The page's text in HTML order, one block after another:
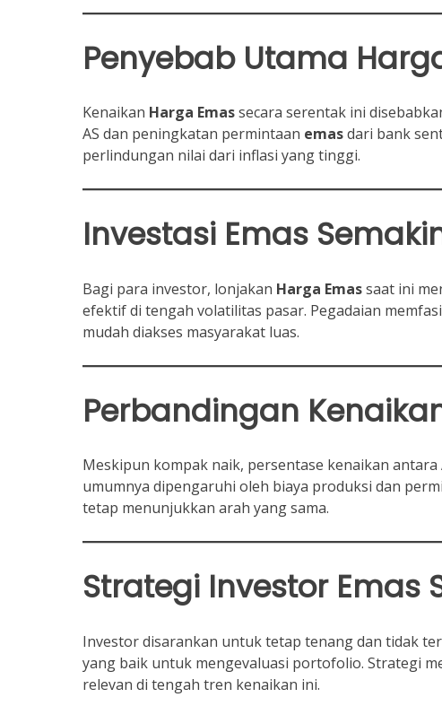
Penyebab Utama
Kenaikan Harga Emassecara serentak ini
AS dan peningkatan permintaan emasdari bank
perlindungan nilai dari inflasi yang tinggi.
Investasi Emas
Bagi para investor, lonjakan Harga Emassaat ini
efektif di tengah volatilitas pasar. Pegadaian
mudah diakses masyarakat luas.
Perbandingan
Meskipun kompak naik, persentase kenaikan antara
umumnya dipengaruhi oleh biaya produksi dan
tetap menunjukkan arah yang sama.
Strategi Investor Emas
Investor disarankan untuk tetap tenang dan tidak
yang baik untuk mengevaluasi portofolio. Strategi
relevan di tengah tren kenaikan ini.